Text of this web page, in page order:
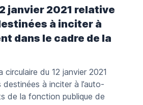
janvier 2021 relative
à inciter à
dans le cadre de la
du 12 janvier 2021
à inciter à l’auto-
de la fonction publique de